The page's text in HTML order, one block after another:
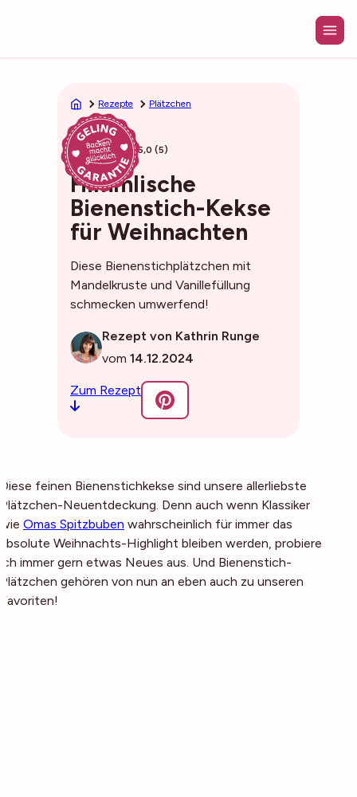
Rezepte Plätzchen
50min 5,0 (5)
Himmlische
Bienenstich-Kekse
für Weihnachten
Diese Bienenstichplätzchen mit
Mandelkruste und Vanillefüllung
schmecken umwerfend!
Rezept von Kathrin Runge
vom 14.12.2024
Zum Rezept
Diese feinen Bienenstichkekse sind unsere allerliebste
Plätzchen-Neuentdeckung. Denn auch wenn Klassiker
wie Omas Spitzbuben wahrscheinlich für immer das
absolute Weihnachts-Highlight bleiben werden, probiere
ich immer gern etwas Neues aus. Und Bienenstich-
Plätzchen gehören von nun an eben auch zu unseren
Favoriten!